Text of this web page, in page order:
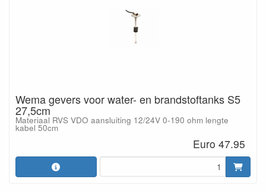
Wema gevers voor water- en brandstoftanks S5
27,5cm
Materiaal RVS VDO aansluiting 12/24V 0-190 ohm lengte
kabel 50cm
Euro 47.95